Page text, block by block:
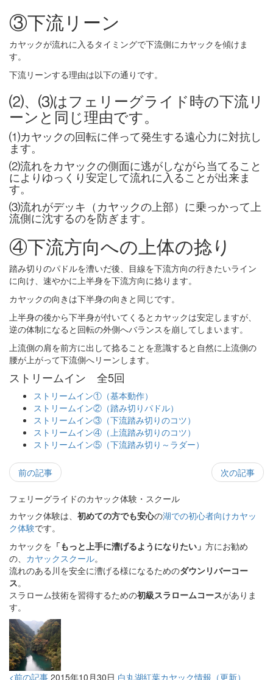
③下流リーン
カヤックが流れに入るタイミングで下流側にカヤックを傾けま
す。
下流リーンする理由は以下の通りです。
⑵、⑶はフェリーグライド時の下流リ
ーンと同じ理由です。
⑴カヤックの回転に伴って発生する遠心力に対抗し
ます。
⑵流れをカヤックの側面に逃がしながら当てること
によりゆっくり安定して流れに入ることが出来ま
す。
⑶流れがデッキ（カヤックの上部）に乗っかって上
流側に沈するのを防ぎます。
④下流方向への上体の捻り
踏み切りのパドルを漕いだ後、目線を下流方向の行きたいライン
に向け、速やかに上半身を下流方向に捻ります。
カヤックの向きは下半身の向きと同じです。
上半身の後から下半身が付いてくるとカヤックは安定しますが、
逆の体制になると回転の外側へバランスを崩してしまいます。
上流側の肩を前方に出して捻ることを意識すると自然に上流側の
腰が上がって下流側へリーンします。
ストリームイン 全5回
ストリームイン①（基本動作）
ストリームイン②（踏み切りパドル）
ストリームイン③（下流踏み切りのコツ）
ストリームイン④（上流踏み切りのコツ）
ストリームイン⑤（下流踏み切り～ラダー）
前の記事 次の記事
フェリーグライドのカヤック体験・スクール
カヤック体験は、 初めての方でも安心の湖での初心者向けカヤッ
ク体験です。
カヤックを 「もっと上手に漕げるようになりたい」 方にお勧め
の、 カヤックスクール。
流れのある川を安全に漕げる様になるためのダウンリバーコー
ス。
スラローム技術を習得するための初級スラロームコースがありま
す。
<前の記事 2015年10月30日 白丸湖紅葉カヤック情報（更新）